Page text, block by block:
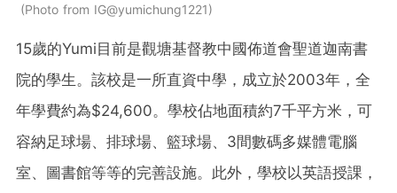
Photo from IG@yumichung1221
15歲的Yumi目前是觀塘基督教中國佈道會聖道迦南書
院的學生。該校是一所直資中學，成立於2003年，全
年學費約為$24,600。學校佔地面積約7千平方米，可
容納足球場、排球場、籃球場、3間數碼多媒體電腦
室、圖書館等等的完善設施。此外，學校以英語授課，